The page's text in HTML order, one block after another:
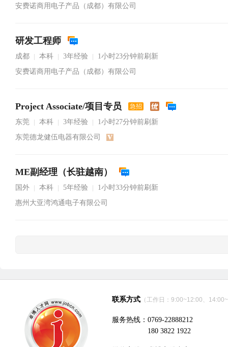
安费诺商用电子产品（成都）有限公司
研发工程师
成都 本科 3年经验
1小时23分钟前刷新
安费诺商用电子产品（成都）有限公司
Project Associate/项目专员 急招
东莞 本科 3年经验
1小时27分钟前刷新
东莞德龙健伍电器有限公司
ME副经理（长驻越南）
国外 本科 5年经验
1小时33分钟前刷新
惠州大亚湾鸿通电子有限公司
联系方式 （工作日：9:00~12:00、
服务热线：0769-22888212
180 3822 1922